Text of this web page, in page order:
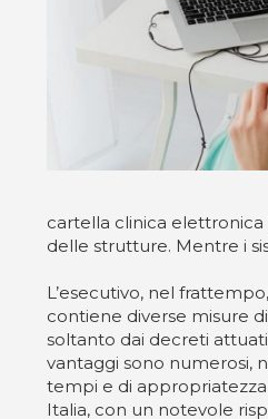
cartella clinica elettronica
delle strutture. Mentre i
L’esecutivo, nel
contiene diverse misure
soltanto dai decreti
vantaggi sono numerosi,
tempi e di appropriatezza
Italia, con un notevole